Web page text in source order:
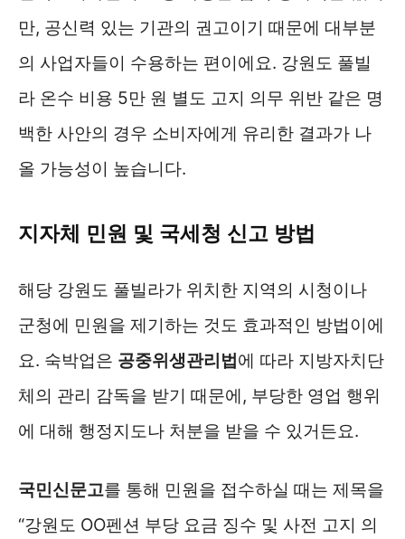
만, 공신력 있는 기관의 권고이기 때문에 대부분
의 사업자들이 수용하는 편이에요. 강원도 풀빌
라 온수 비용 5만 원 별도 고지 의무 위반 같은 명
백한 사안의 경우 소비자에게 유리한 결과가 나
올 가능성이 높습니다.
지자체 민원 및 국세청 신고 방법
해당 강원도 풀빌라가 위치한 지역의 시청이나
군청에 민원을 제기하는 것도 효과적인 방법이에
요. 숙박업은 공중위생관리법 에 따라 지방자치단
체의 관리 감독을 받기 때문에, 부당한 영업 행위
에 대해 행정지도나 처분을 받을 수 있거든요.
국민신문고를 통해 민원을 접수하실 때는 제목을
“강원도 OO펜션 부당 요금 징수 및 사전 고지 의